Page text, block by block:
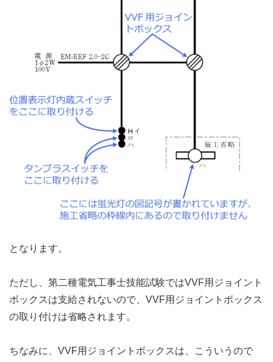
となります。
ただし、第二種電気工事士技能試験ではVVF用ジョイント
ボックスは支給されないので、VVF用ジョイントボックス
の取り付けは省略されます。
ちなみに、VVF用ジョイントボックスは、こういうので